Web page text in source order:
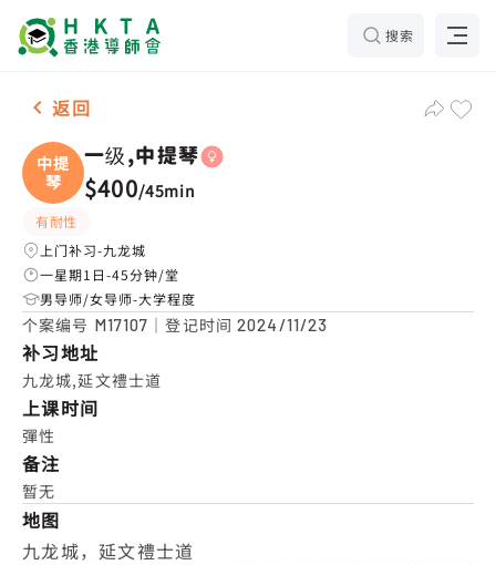
搜索
女-1名 一级,中提琴，九龙城 补习推介
返回
中提
琴
一级,中提琴
$400/45min
有耐性
上门补习-九龙城
一星期1日-45分钟/堂
男导师/女导师-大学程度
个案编号 M17107 ｜登记时间2024/11/23
补习地址
九龙城,延文禮士道
上课时间
彈性
备注
暂无
地图
九龙城，延文禮士道